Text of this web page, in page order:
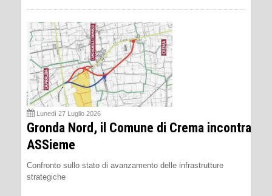
Lunedì 27 Luglio 2026
Gronda Nord, il Comune di Crema incontra
ASSieme
Confronto sullo stato di avanzamento delle infrastrutture
strategiche